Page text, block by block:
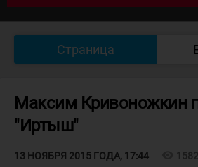
Страница
Максим Кривоножкин
"Иртыш"
13 НОЯБРЯ 2015 ГОДА, 17:44 1582